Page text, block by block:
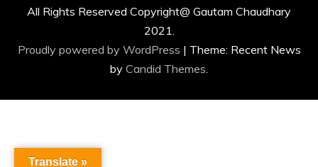
All Rights Reserved Copyright@ Gautam Chaudhary
2021.
Proudly powered by WordPress | Theme: Recent News
by Candid Themes.
Translate »